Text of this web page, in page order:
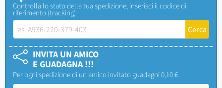
Controlla lo stato della tua spedizione, inserisci il codice di
riferimento (tracking)
INVITA UN AMICO
E GUADAGNA !!!
Per ogni spedizione di un amico invitato guadagni 0,10 €